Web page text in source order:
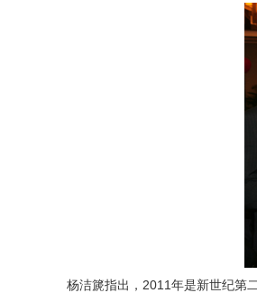
杨洁篪指出，2011年是新世纪第二